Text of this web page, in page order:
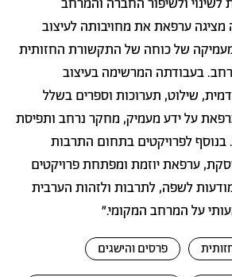
ולשיפור החברה והמרחב
מציגה ערפאת את מחויבותה לעיצוב
מעמיקה של כוחה של התקשורת החזותית
רחב. בעבודתה המרשימה בעיצוב
שילוט, תערוכות וספרים בשלל
על ידע מעמיק, מחקר נרחב ותפיסת
בנוסף לפרויקטים בתחום התרבות
ערפאת יוזמת ומפתחת פרויקטים
לשפה, לתרבות ולזהות הערבית
על המרחב המקומי.״
פרסים והישגים